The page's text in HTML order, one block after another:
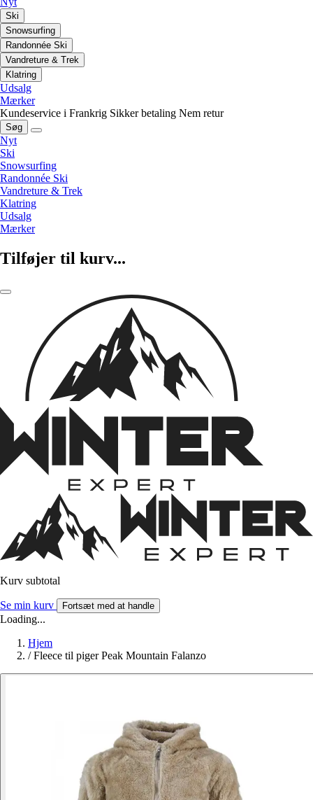
Ski
Snowsurfing
Randonnée Ski
Vandreture & Trek
Klatring
Udsalg
Mærker
Kundeservice i Frankrig Sikker betaling Nem retur
Søg
Nyt
Ski
Snowsurfing
Randonnée Ski
Vandreture & Trek
Klatring
Udsalg
Mærker
Tilføjer til kurv...
Kurv subtotal
Se min kurv Fortsæt med at handle
Loading...
Hjem
/ Fleece til piger Peak Mountain Falanzo